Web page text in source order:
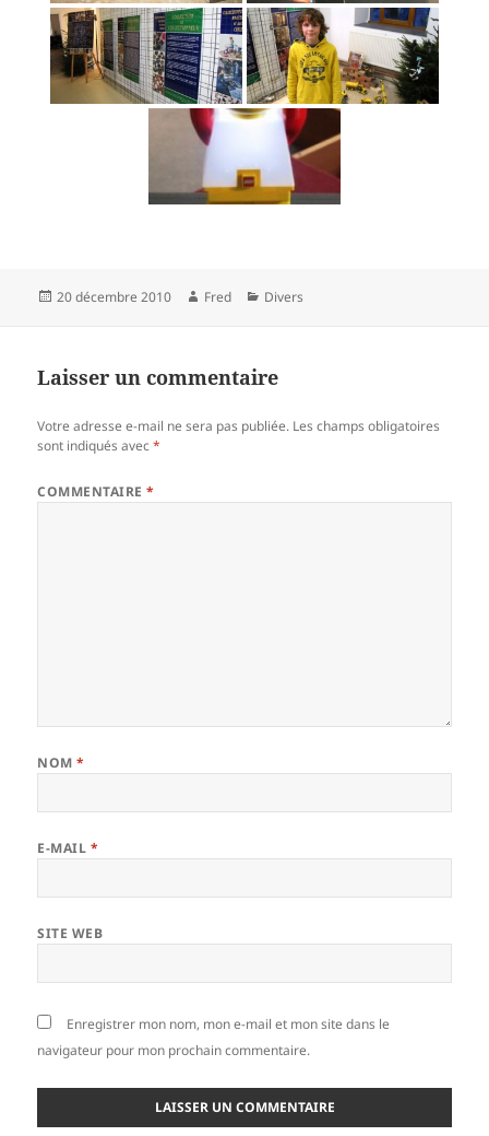
Publié
20 décembre 2010 Auteur
Fred Catégories
Divers
Laisser un commentaire
Votre adresse e-mail ne sera pas publiée. Les champs obligatoires
sont indiqués avec*
COMMENTAIRE*
NOM*
E-MAIL *
SITE WEB
Enregistrer mon nom, mon e-mail et mon site dans le
navigateur pour mon prochain commentaire.